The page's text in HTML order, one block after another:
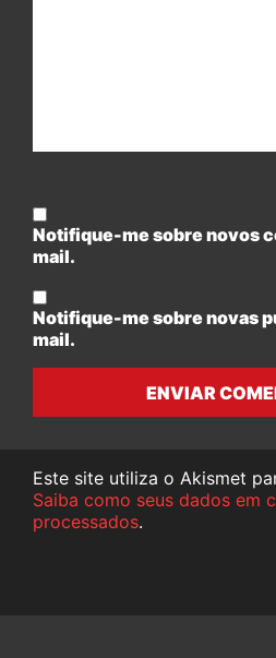
Notifique-me sobre novos
mail.
Notifique-me sobre novas
mail.
ENVIAR
Este site utiliza o Akismet
Saiba como seus dados em
processados.